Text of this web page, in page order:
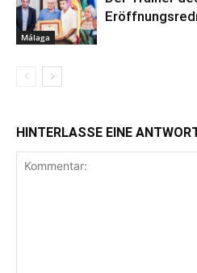
Málaga
HINTERLASSE EINE